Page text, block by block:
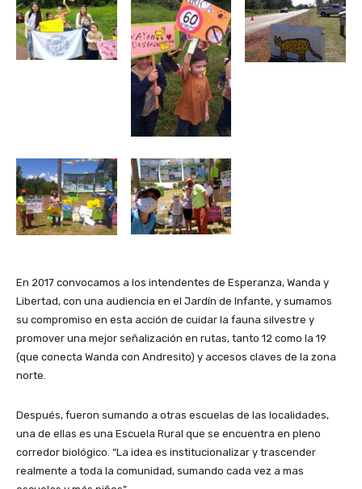
En 2017 convocamos a los intendentes de Esperanza, Wanda y
Libertad, con una audiencia en el Jardín de Infante, y sumamos
su compromiso en esta acción de cuidar la fauna silvestre y
promover una mejor señalización en rutas, tanto 12 como la 19
(que conecta Wanda con Andresito) y accesos claves de la zona
norte.
Después, fueron sumando a otras escuelas de las localidades,
una de ellas es una Escuela Rural que se encuentra en pleno
corredor biológico. “La idea es institucionalizar y trascender
realmente a toda la comunidad, sumando cada vez a mas